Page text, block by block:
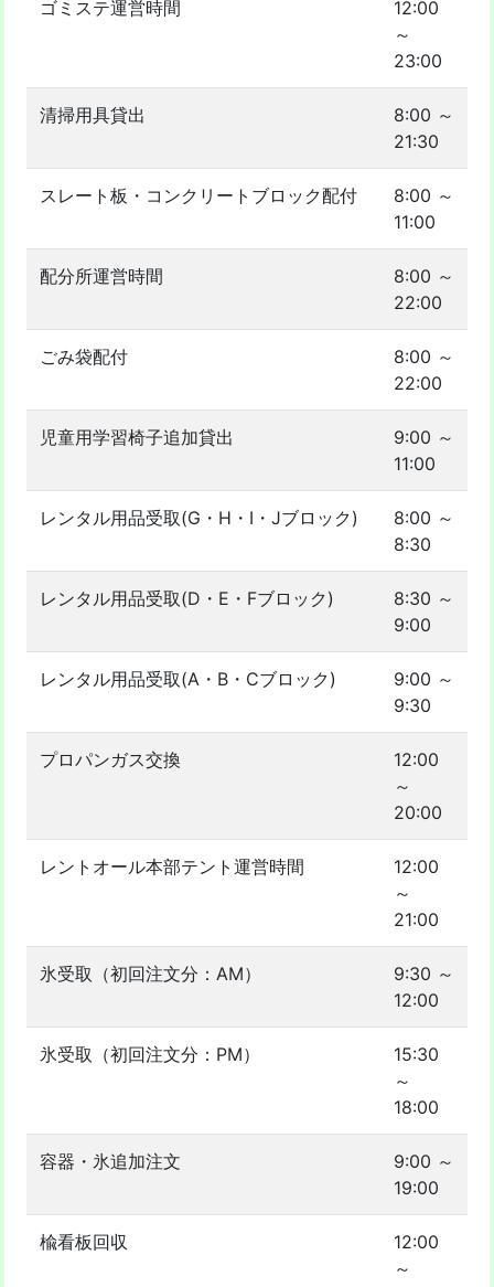
ゴミステ運営時間
12:00
～
23:00
清掃用具貸出
8:00 ～
21:30
スレート板・コンクリートブロック配付
8:00 ～
11:00
配分所運営時間
8:00 ～
22:00
ごみ袋配付
8:00 ～
22:00
児童用学習椅子追加貸出
9:00 ～
11:00
レンタル用品受取(G・H・I・Jブロック)
8:00 ～
8:30
レンタル用品受取(D・E・Fブロック)
8:30 ～
9:00
レンタル用品受取(A・B・Cブロック)
9:00 ～
9:30
プロパンガス交換
12:00
～
20:00
レントオール本部テント運営時間
12:00
～
21:00
氷受取（初回注文分：AM）
9:30 ～
12:00
氷受取（初回注文分：PM）
15:30
～
18:00
容器・氷追加注文
9:00 ～
19:00
楡看板回収
12:00
～